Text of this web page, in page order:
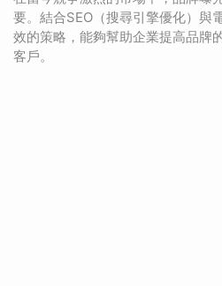
要。結合SEO（搜尋引擎優化）與
效的策略，能夠幫助企業提高品牌
客戶。